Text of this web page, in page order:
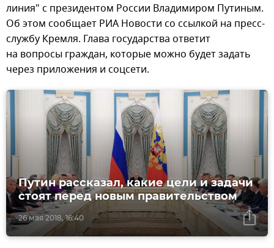
линия" с президентом России Владимиром Путиным.
Об этом сообщает РИА Новости со ссылкой на пресс-
службу Кремля. Глава государства ответит
на вопросы граждан, которые можно будет задать
через приложения и соцсети.
26 мая 2018, 16:40
Путин рассказал, какие цели и задачи
стоят перед новым правительством